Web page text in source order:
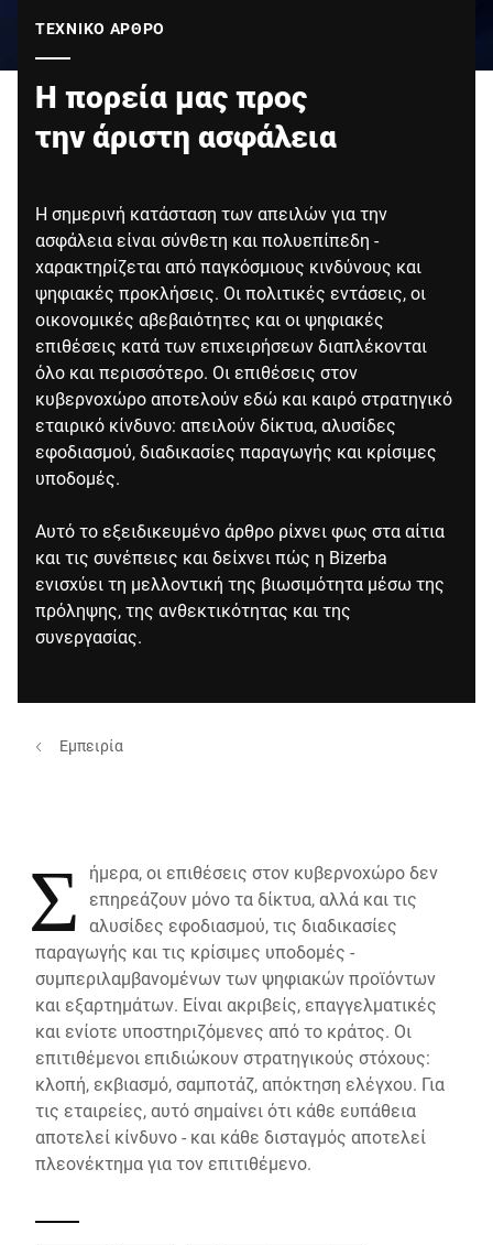
ΤΕΧΝΙΚΌ ΆΡΘΡΟ
Η πορεία μας προς
την άριστη ασφάλεια
Η σημερινή κατάσταση των απειλών για την
ασφάλεια είναι σύνθετη και πολυεπίπεδη -
χαρακτηρίζεται από παγκόσμιους κινδύνους και
ψηφιακές προκλήσεις. Οι πολιτικές εντάσεις, οι
οικονομικές αβεβαιότητες και οι ψηφιακές
επιθέσεις κατά των επιχειρήσεων διαπλέκονται
όλο και περισσότερο. Οι επιθέσεις στον
κυβερνοχώρο αποτελούν εδώ και καιρό στρατηγικό
εταιρικό κίνδυνο: απειλούν δίκτυα, αλυσίδες
εφοδιασμού, διαδικασίες παραγωγής και κρίσιμες
υποδομές.
Αυτό το εξειδικευμένο άρθρο ρίχνει φως στα αίτια
και τις συνέπειες και δείχνει πώς η Bizerba
ενισχύει τη μελλοντική της βιωσιμότητα μέσω της
πρόληψης, της ανθεκτικότητας και της
συνεργασίας.
Εμπειρία
Σ
ήμερα, οι επιθέσεις στον κυβερνοχώρο δεν
επηρεάζουν μόνο τα δίκτυα, αλλά και τις
αλυσίδες εφοδιασμού, τις διαδικασίες
παραγωγής και τις κρίσιμες υποδομές -
συμπεριλαμβανομένων των ψηφιακών προϊόντων
και εξαρτημάτων. Είναι ακριβείς, επαγγελματικές
και ενίοτε υποστηριζόμενες από το κράτος. Οι
επιτιθέμενοι επιδιώκουν στρατηγικούς στόχους:
κλοπή, εκβιασμό, σαμποτάζ, απόκτηση ελέγχου. Για
τις εταιρείες, αυτό σημαίνει ότι κάθε ευπάθεια
αποτελεί κίνδυνο - και κάθε δισταγμός αποτελεί
πλεονέκτημα για τον επιτιθέμενο.